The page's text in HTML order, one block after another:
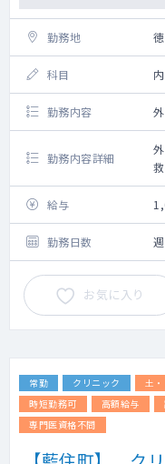
勤務地
科目
勤務内容
勤務内容詳細
給与
勤務日数
お気に入り
常勤 クリニック 土
時短勤務可
高額給与
専門医資格不問